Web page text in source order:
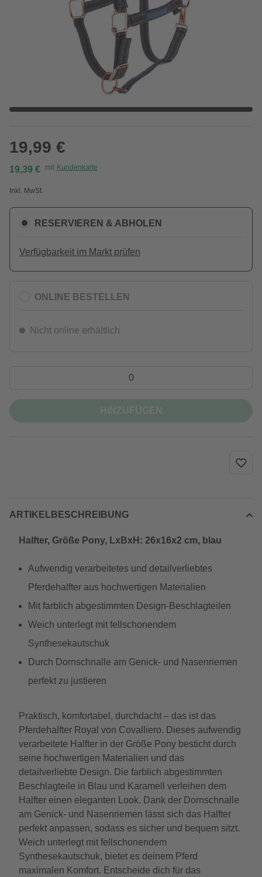
19,99 €
19,39 € mit Kundenkarte
Inkl. MwSt.
RESERVIEREN & ABHOLEN
Verfügbarkeit im Markt prüfen
ONLINE BESTELLEN
Nicht online erhältlich
ARTIKELBESCHREIBUNG
Halfter, Größe Pony, LxBxH: 26x16x2 cm, blau
Aufwendig verarbeitetes und detailverliebtes
Pferdehalfter aus hochwertigen Materialien
Mit farblich abgestimmten Design-Beschlagteilen
Weich unterlegt mit fellschonendem
Synthesekautschuk
Durch Dornschnalle am Genick- und Nasenriemen
perfekt zu justieren
Praktisch, komfortabel, durchdacht – das ist das
Pferdehalfter Royal von Covalliero. Dieses aufwendig
verarbeitete Halfter in der Größe Pony besticht durch
seine hochwertigen Materialien und das
detailverliebte Design. Die farblich abgestimmten
Beschlagteile in Blau und Karamell verleihen dem
Halfter einen eleganten Look. Dank der Dornschnalle
am Genick- und Nasenriemen lässt sich das Halfter
perfekt anpassen, sodass es sicher und bequem sitzt.
Weich unterlegt mit fellschonendem
Synthesekautschuk, bietet es deinem Pferd
maximalen Komfort. Entscheide dich für das